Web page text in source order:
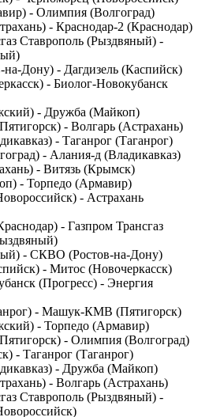
- Олимпия (Волгоград)
- Краснодар-2 (Краснодар)
Ставрополь (Рыздвяный) -
Дону) - Дагдизель (Каспийск)
- Биолог-Новокубанск
- Дружба (Майкоп)
- Волгарь (Астрахань)
- Таганрог (Таганрог)
- Алания-д (Владикавказ)
- Витязь (Крымск)
- Торпедо (Армавир)
- Астрахань
- Газпром Трансгаз
- СКВО (Ростов-на-Дону)
- Митос (Новочеркасск)
(Прогресс) - Энергия
- Машук-КМВ (Пятигорск)
- Торпедо (Армавир)
- Олимпия (Волгоград)
- Таганрог (Таганрог)
- Дружба (Майкоп)
- Волгарь (Астрахань)
Ставрополь (Рыздвяный) -